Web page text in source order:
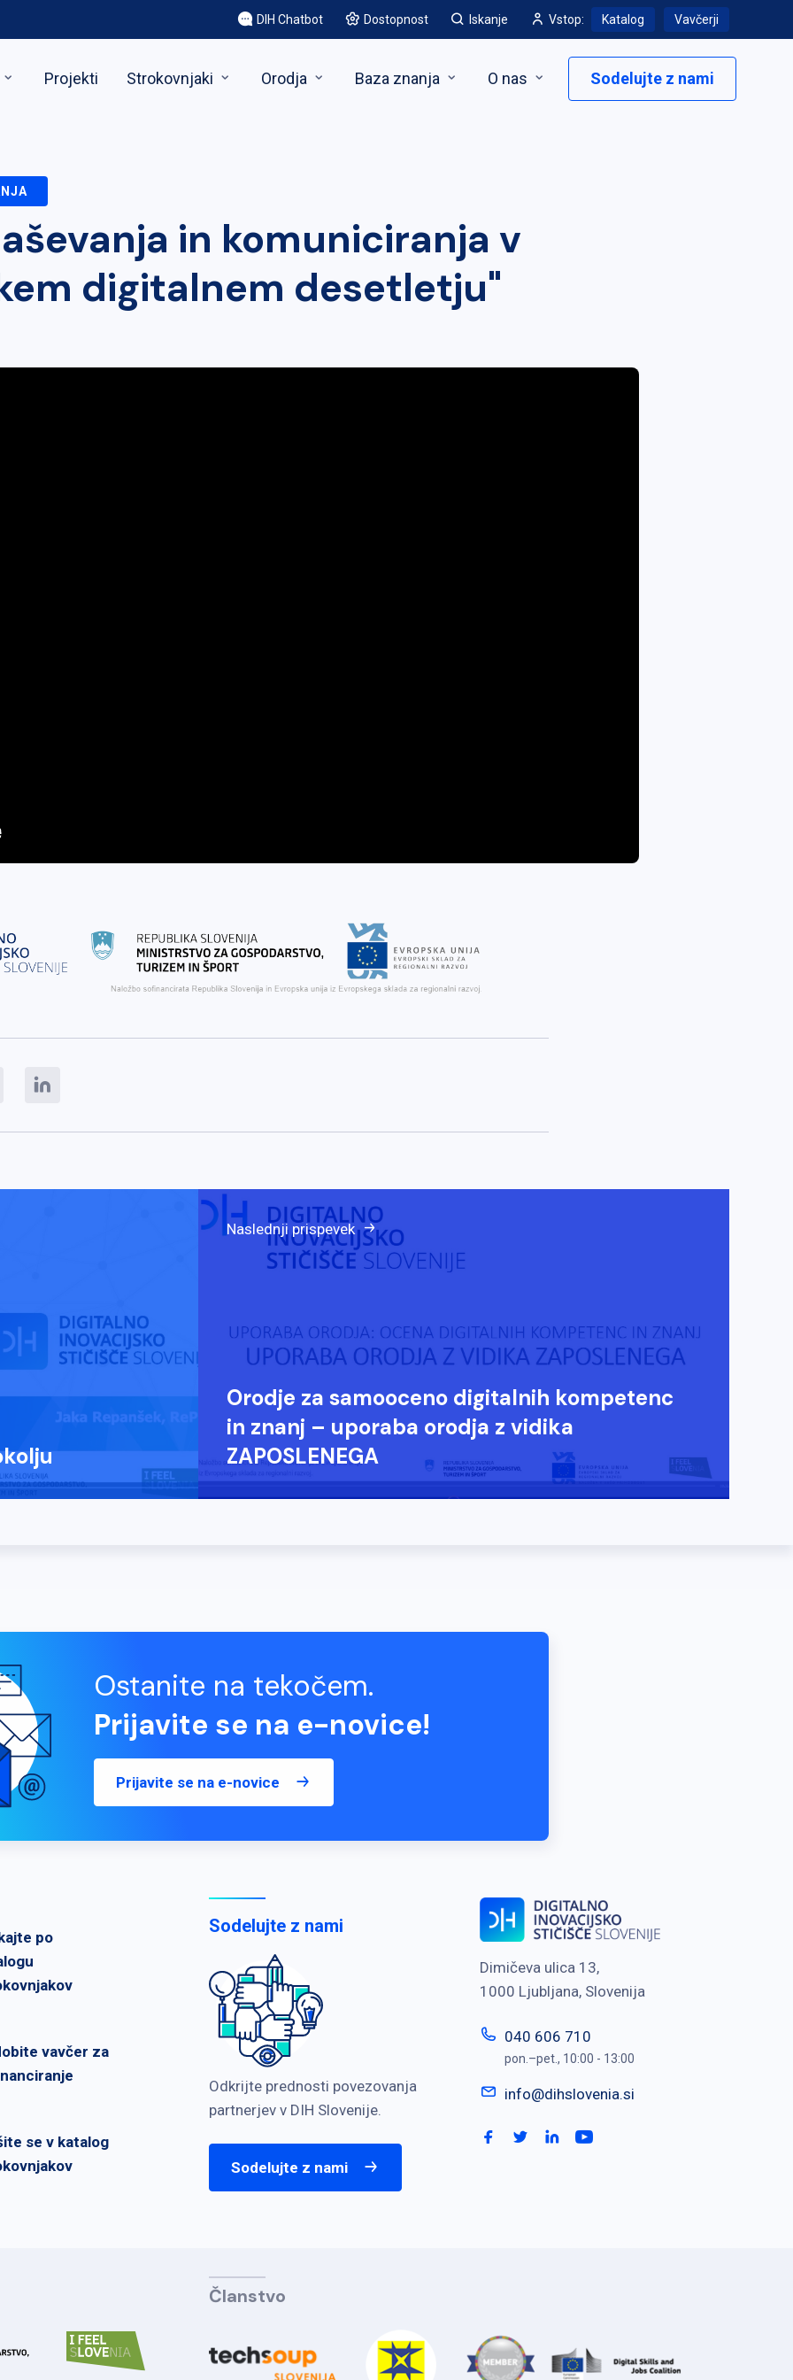
DIH Chatbot Dostopnost Iskanje Vstop: Katalog Vavčerji
Projekti Strokovnjaki Orodja Baza znanja O nas Sodelujte z nami
in komuniciranja v
digitalnem desetletju"
Naslednji prispevek
Orodje za samooceno digitalnih kompetenc
in znanj – uporaba orodja z vidika
ZAPOSLENEGA
Ostanite na tekočem.
Prijavite se na e-novice!
Prijavite se na e-novice
po
vavčer za
se v katalog
Sodelujte z nami
Odkrijte prednosti povezovanja
partnerjev v DIH Slovenije.
Sodelujte z nami
Dimičeva ulica 13,
1000 Ljubljana, Slovenija
040 606 710
pon.–pet., 10:00 - 13:00
info@dihslovenia.si
Članstvo